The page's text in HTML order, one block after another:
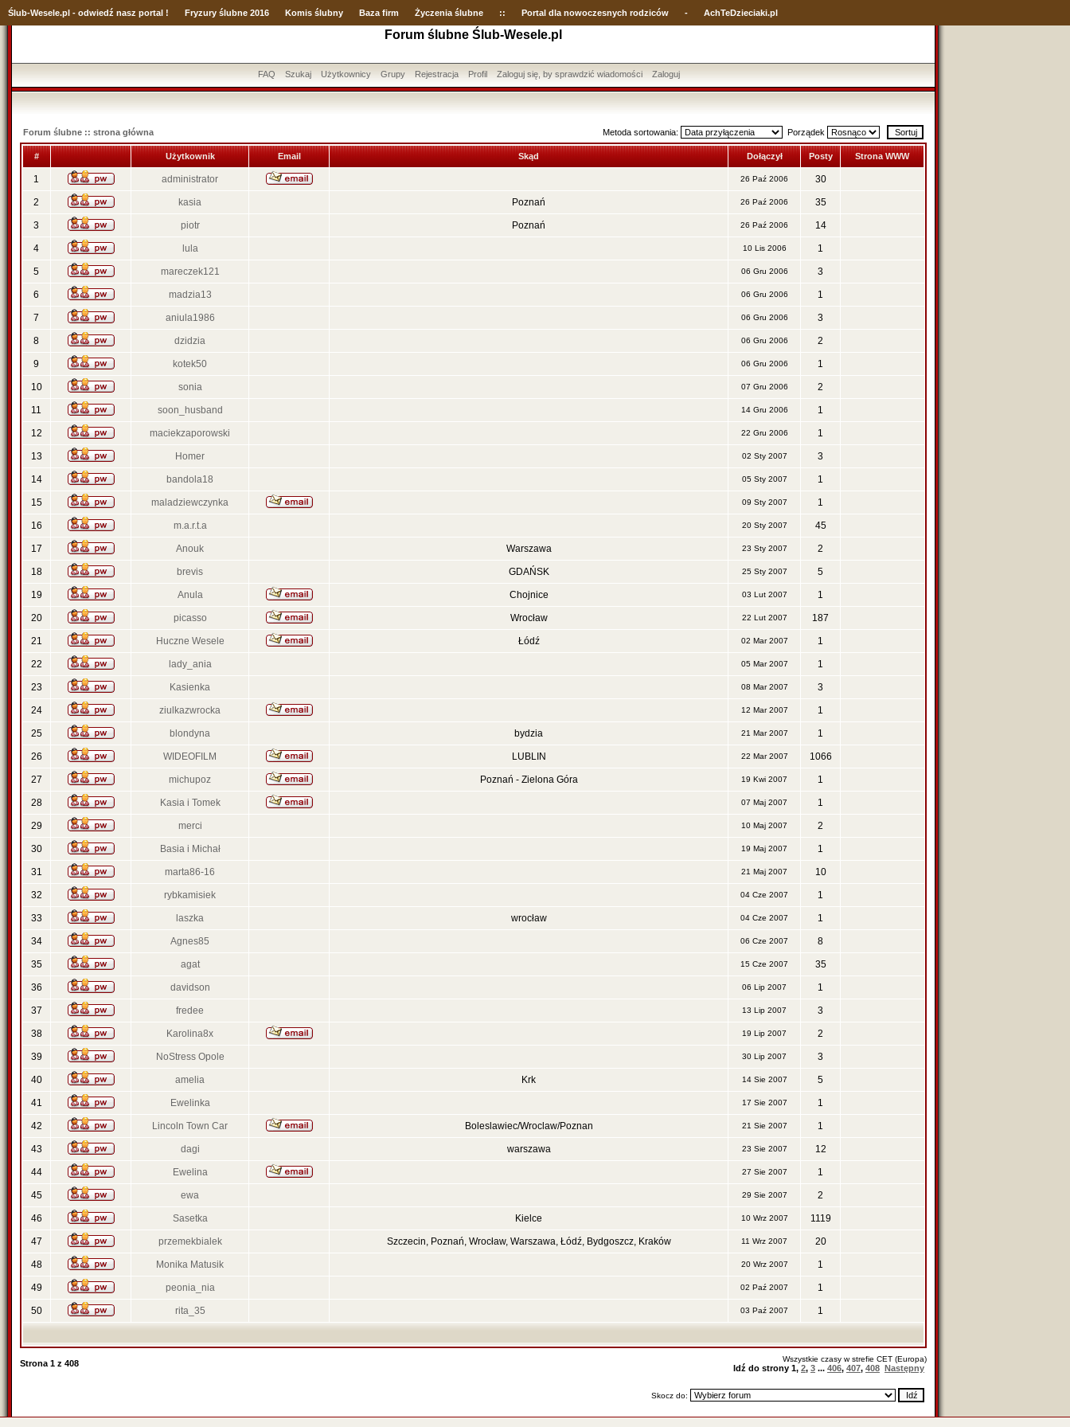
Ślub-Wesele.pl - odwiedź nasz portal ! Fryzury ślubne 2016 Komis ślubny Baza firm Życzenia ślubne :: Portal dla nowoczesnych rodziców - AchTeDzieciaki.pl
Forum ślubne Ślub-Wesele.pl
FAQ Szukaj Użytkownicy Grupy Rejestracja Profil Zaloguj się, by sprawdzić wiadomości Zaloguj
Forum ślubne :: strona główna Metoda sortowania: Porządek
# Użytkownik Email Skąd Dołączył Posty Strona WWW
1 administrator 26 Paź 2006 30
2 kasia Poznań 26 Paź 2006 35
3 piotr Poznań 26 Paź 2006 14
4 lula 10 Lis 2006 1
5 mareczek121 06 Gru 2006 3
6 madzia13 06 Gru 2006 1
7 aniula1986 06 Gru 2006 3
8 dzidzia 06 Gru 2006 2
9 kotek50 06 Gru 2006 1
10 sonia 07 Gru 2006 2
11 soon_husband 14 Gru 2006 1
12 maciekzaporowski 22 Gru 2006 1
13 Homer 02 Sty 2007 3
14 bandola18 05 Sty 2007 1
15 maladziewczynka 09 Sty 2007 1
16 m.a.r.t.a 20 Sty 2007 45
17 Anouk Warszawa 23 Sty 2007 2
18 brevis GDAŃSK 25 Sty 2007 5
19 Anula Chojnice 03 Lut 2007 1
20 picasso Wrocław 22 Lut 2007 187
21 Huczne Wesele Łódź 02 Mar 2007 1
22 lady_ania 05 Mar 2007 1
23 Kasienka 08 Mar 2007 3
24 ziulkazwrocka 12 Mar 2007 1
25 blondyna bydzia 21 Mar 2007 1
26 WIDEOFILM LUBLIN 22 Mar 2007 1066
27 michupoz Poznań - Zielona Góra 19 Kwi 2007 1
28 Kasia i Tomek 07 Maj 2007 1
29 merci 10 Maj 2007 2
30 Basia i Michał 19 Maj 2007 1
31 marta86-16 21 Maj 2007 10
32 rybkamisiek 04 Cze 2007 1
33 laszka wrocław 04 Cze 2007 1
34 Agnes85 06 Cze 2007 8
35 agat 15 Cze 2007 35
36 davidson 06 Lip 2007 1
37 fredee 13 Lip 2007 3
38 Karolina8x 19 Lip 2007 2
39 NoStress Opole 30 Lip 2007 3
40 amelia Krk 14 Sie 2007 5
41 Ewelinka 17 Sie 2007 1
42 Lincoln Town Car Boleslawiec/Wroclaw/Poznan 21 Sie 2007 1
43 dagi warszawa 23 Sie 2007 12
44 Ewelina 27 Sie 2007 1
45 ewa 29 Sie 2007 2
46 Sasetka Kielce 10 Wrz 2007 1119
47 przemekbialek Szczecin, Poznań, Wrocław, Warszawa, Łódź, Bydgoszcz, Kraków 11 Wrz 2007 20
48 Monika Matusik 20 Wrz 2007 1
49 peonia_nia 02 Paź 2007 1
50 rita_35 03 Paź 2007 1
Strona 1 z 408 Wszystkie czasy w strefie CET (Europa)
Idź do strony 1, 2, 3 ... 406, 407, 408 Następny
Skocz do: